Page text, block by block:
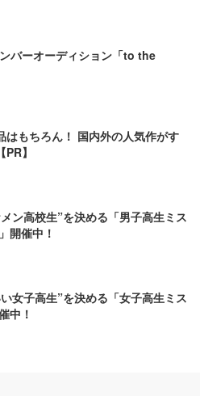
バーオーディション「to the
はもちろん！ 国内外の人気作がす
】
ン高校生”を決める「男子高生ミス
開催中！
女子高生”を決める「女子高生ミス
中！